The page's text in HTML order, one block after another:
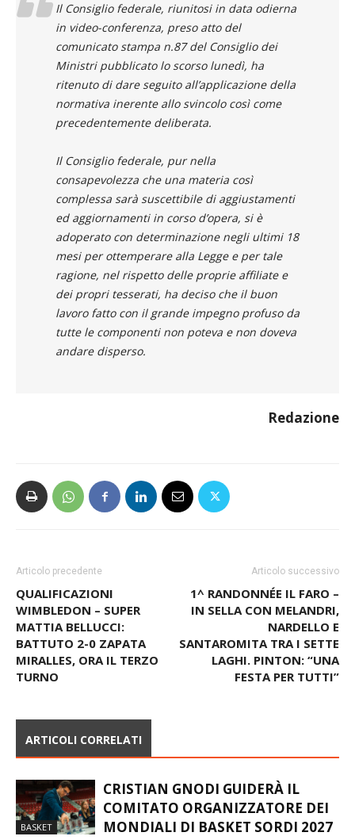
Il Consiglio federale, riunitosi in data odierna
in video-conferenza, preso atto del
comunicato stampa n.87 del Consiglio dei
Ministri pubblicato lo scorso lunedì, ha
ritenuto di dare seguito all’applicazione della
normativa inerente allo svincolo così come
precedentemente deliberata.
Il Consiglio federale, pur nella
consapevolezza che una materia così
complessa sarà suscettibile di aggiustamenti
ed aggiornamenti in corso d’opera, si è
adoperato con determinazione negli ultimi 18
mesi per ottemperare alla Legge e per tale
ragione, nel rispetto delle proprie affiliate e
dei propri tesserati, ha deciso che il buon
lavoro fatto con il grande impegno profuso da
tutte le componenti non poteva e non doveva
andare disperso.
Redazione
Articolo precedente
QUALIFICAZIONI
WIMBLEDON – SUPER
MATTIA BELLUCCI:
BATTUTO 2-0 ZAPATA
MIRALLES, ORA IL TERZO
TURNO
Articolo successivo
1^ RANDONNÉE IL FARO –
IN SELLA CON MELANDRI,
NARDELLO E
SANTAROMITA TRA I SETTE
LAGHI. PINTON: “UNA
FESTA PER TUTTI”
ARTICOLI CORRELATI
BASKET
CRISTIAN GNODI GUIDERÀ IL
COMITATO ORGANIZZATORE DEI
MONDIALI DI BASKET SORDI 2027